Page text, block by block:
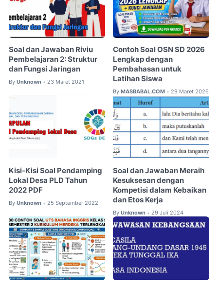
Soal dan Jawaban Riviu
Pembelajaran 2: Struktur
dan Fungsi Jaringan
By Unknown • 23 Maret 2021
Contoh Soal OSN SD 2026
Lengkap dengan
Pembahasan untuk
Latihan Siswa
By MASBABAL.COM • 29 Maret 2026
Kisi-Kisi Soal Pendamping
Lokal Desa PLD Tahun
2022 PDF
By Unknown • 25 September 2022
Soal dan Jawaban Meraih
Kesuksesan dengan
Kompetisi dalam Kebaikan
dan Etos Kerja
By Unknown • 29 Juli 2024